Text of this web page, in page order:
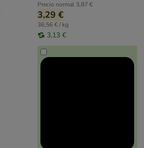
Precio normal 3,87 €
3,29 €
36,56 € / kg
3,13 €